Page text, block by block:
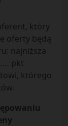
który
oferty będą
najniższa
pkt
którego